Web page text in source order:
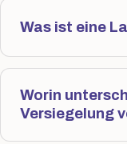
Was ist eine
Worin
Versiegelung